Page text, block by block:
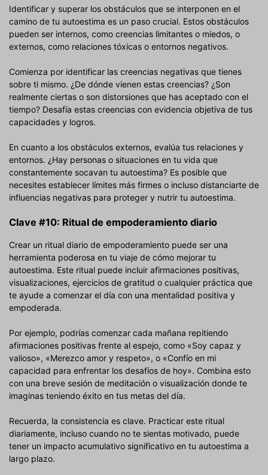
Identificar y superar los obstáculos que se interponen en el
camino de tu autoestima es un paso crucial. Estos obstáculos
pueden ser internos, como creencias limitantes o miedos, o
externos, como relaciones tóxicas o entornos negativos.
Comienza por identificar las creencias negativas que tienes
sobre ti mismo. ¿De dónde vienen estas creencias? ¿Son
realmente ciertas o son distorsiones que has aceptado con el
tiempo? Desafía estas creencias con evidencia objetiva de tus
capacidades y logros.
En cuanto a los obstáculos externos, evalúa tus relaciones y
entornos. ¿Hay personas o situaciones en tu vida que
constantemente socavan tu autoestima? Es posible que
necesites establecer límites más firmes o incluso distanciarte de
influencias negativas para proteger y nutrir tu autoestima.
Clave #10: Ritual de empoderamiento diario
Crear un ritual diario de empoderamiento puede ser una
herramienta poderosa en tu viaje de cómo mejorar tu
autoestima. Este ritual puede incluir afirmaciones positivas,
visualizaciones, ejercicios de gratitud o cualquier práctica que
te ayude a comenzar el día con una mentalidad positiva y
empoderada.
Por ejemplo, podrías comenzar cada mañana repitiendo
afirmaciones positivas frente al espejo, como «Soy capaz y
valioso», «Merezco amor y respeto», o «Confío en mi
capacidad para enfrentar los desafíos de hoy». Combina esto
con una breve sesión de meditación o visualización donde te
imaginas teniendo éxito en tus metas del día.
Recuerda, la consistencia es clave. Practicar este ritual
diariamente, incluso cuando no te sientas motivado, puede
tener un impacto acumulativo significativo en tu autoestima a
largo plazo.